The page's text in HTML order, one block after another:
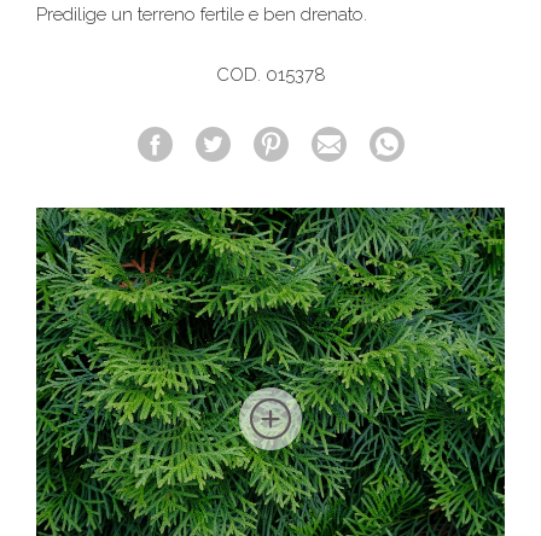
Predilige un terreno fertile e ben drenato.
COD. 015378